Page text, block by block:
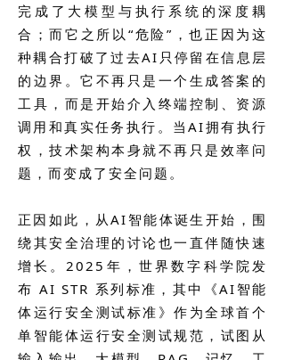
完成了大模型与执行系统的深度耦
合；而它之所以“危险”，也正因为这
种耦合打破了过去AI只停留在信息层
的边界。它不再只是一个生成答案的
工具，而是开始介入终端控制、资源
调用和真实任务执行。当AI拥有执行
权，技术架构本身就不再只是效率问
题，而变成了安全问题。
正因如此，从AI智能体诞生开始，围
绕其安全治理的讨论也一直伴随快速
增长。2025年，世界数字科学院发
布 AI STR 系列标准，其中《AI智能
体运行安全测试标准》作为全球首个
单智能体运行安全测试规范，试图从